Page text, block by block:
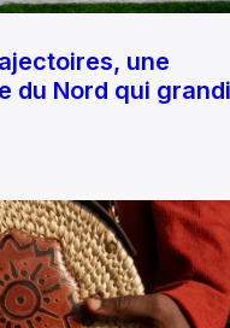
une
du Nord qui